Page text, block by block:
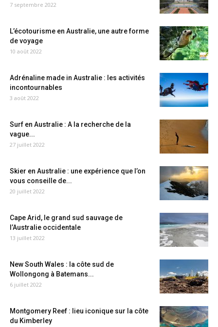
7 septembre 2022
L’écotourisme en Australie, une autre forme
de voyage
10 août 2022
Adrénaline made in Australie : les activités
incontournables
3 août 2022
Surf en Australie : A la recherche de la
vague...
27 juillet 2022
Skier en Australie : une expérience que l’on
vous conseille de...
20 juillet 2022
Cape Arid, le grand sud sauvage de
l’Australie occidentale
13 juillet 2022
New South Wales : la côte sud de
Wollongong à Batemans...
6 juillet 2022
Montgomery Reef : lieu iconique sur la côte
du Kimberley